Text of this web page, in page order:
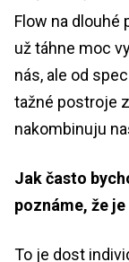
Flow na dlouhé
už táhne moc
nás, ale od
tažné postroje
nakombinuju
Jak často
poznáme, že
To je dost